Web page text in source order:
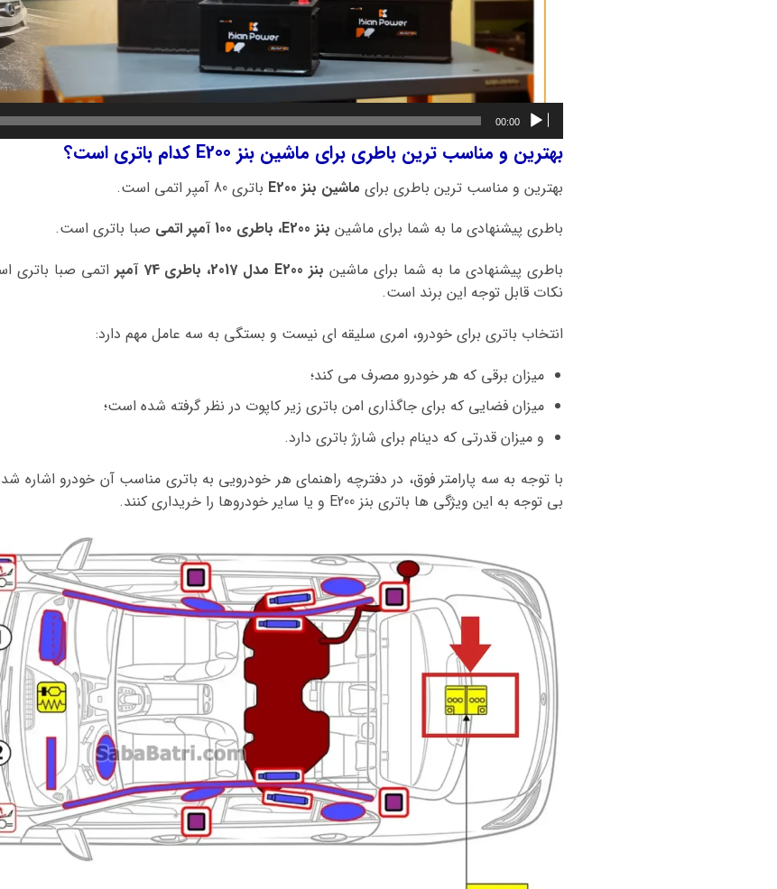
00:00
بهترین و مناسب ترین باطری برای ماشین بنز E200 کدام باتری است؟
بهترین و مناسب ترین باطری برای ماشین بنز E200
باتری 80 آمپر اتمی است.
باطری پیشنهادی ما به شما برای ماشین بنز E200، باطری 100 آمپر اتمی
صبا باتری است.
باطری پیشنهادی ما به شما برای ماشین بنز E200 مدل 2017، باطری 74 آمپر
اتمی صبا باتری
نکات قابل توجه این برند است.
انتخاب باتری برای خودرو، امری سلیقه ای نیست و بستگی به سه عامل مهم دارد:
میزان برقی که هر خودرو مصرف می کند؛
میزان فضایی که برای جاگذاری امن باتری زیر کاپوت در نظر گرفته شده است؛
و میزان قدرتی که دینام برای شارژ باتری دارد.
با توجه به سه پارامتر فوق، در دفترچه راهنمای هر خودرویی به باتری مناسب آن خودرو اشاره
بی توجه به این ویژگی ها باتری بنز E200 و یا سایر خودروها را خریداری کنند.